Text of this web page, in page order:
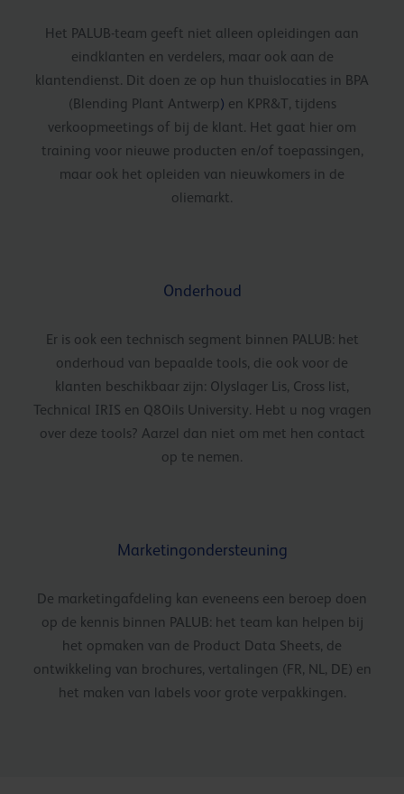
Het PALUB-team geeft niet alleen opleidingen aan
eindklanten en verdelers, maar ook aan de
klantendienst. Dit doen ze op hun thuislocaties in BPA
(Blending Plant Antwerp) en KPR&T, tijdens
verkoopmeetings of bij de klant. Het gaat hier om
training voor nieuwe producten en/of toepassingen,
maar ook het opleiden van nieuwkomers in de
oliemarkt.
Onderhoud
Er is ook een technisch segment binnen PALUB: het
onderhoud van bepaalde tools, die ook voor de
klanten beschikbaar zijn: Olyslager Lis, Cross list,
Technical IRIS en Q8Oils University. Hebt u nog vragen
over deze tools? Aarzel dan niet om met hen contact
op te nemen.
Marketingondersteuning
De marketingafdeling kan eveneens een beroep doen
op de kennis binnen PALUB: het team kan helpen bij
het opmaken van de Product Data Sheets, de
ontwikkeling van brochures, vertalingen (FR, NL, DE) en
het maken van labels voor grote verpakkingen.